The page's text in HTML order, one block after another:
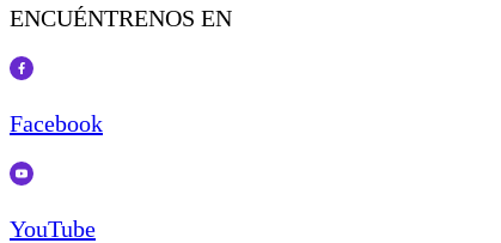
ENCUÉNTRENOS EN
Facebook
YouTube